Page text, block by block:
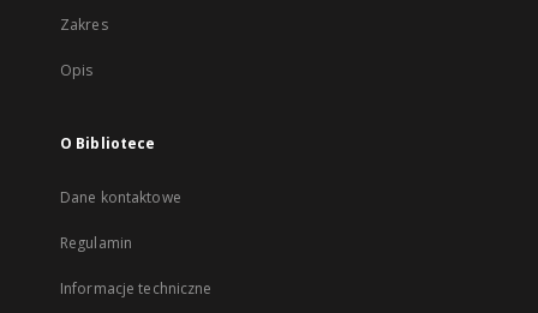
Zakres
Opis
O Bibliotece
Dane kontaktowe
Regulamin
Informacje techniczne